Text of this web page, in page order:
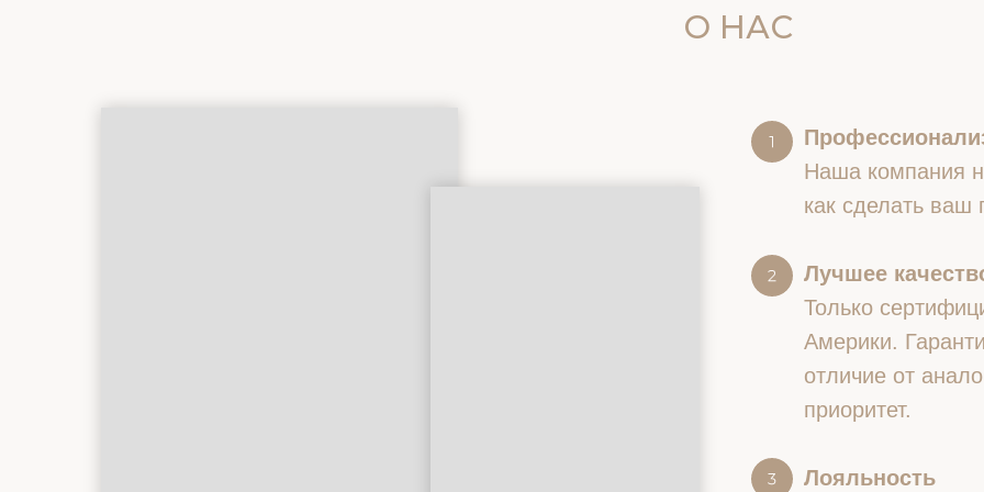
О НАС
Наша компания
как сделать
Лучшее
Только
Америки.
отличие от
приоритет.
Лояльность